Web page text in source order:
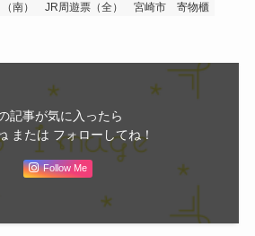
南） JR周遊票（全） 宮崎市
寄物櫃
記事が気に入ったら
または フォローしてね！
Follow Me